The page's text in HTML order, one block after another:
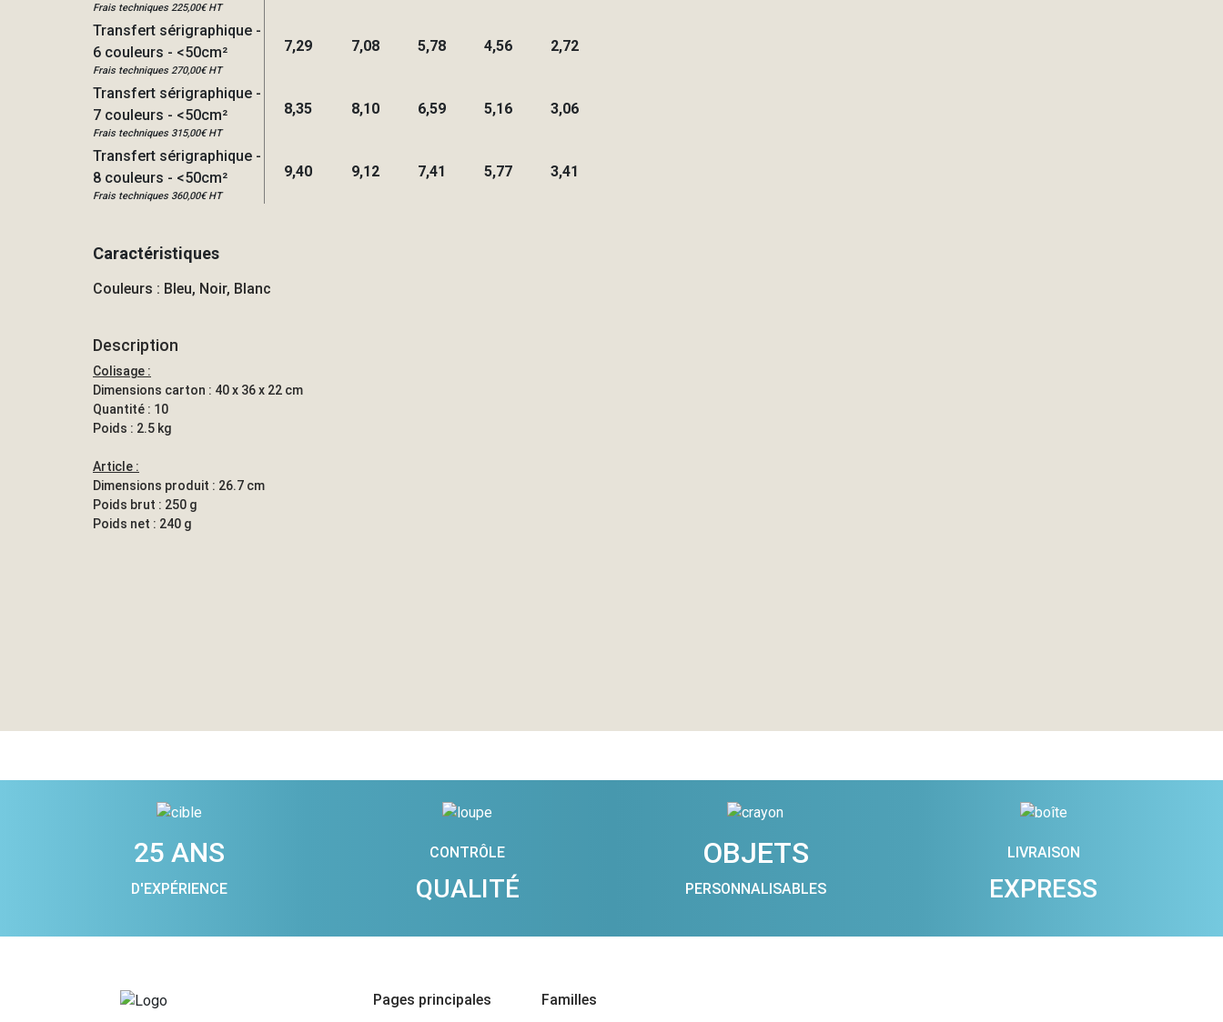
Frais techniques 225,00€ HT
Transfert sérigraphique -
6 couleurs - <50cm²
Frais techniques 270,00€ HT
7,29 7,08 5,78 4,56 2,72
Transfert sérigraphique -
7 couleurs - <50cm²
Frais techniques 315,00€ HT
8,35 8,10 6,59 5,16 3,06
Transfert sérigraphique -
8 couleurs - <50cm²
Frais techniques 360,00€ HT
9,40 9,12 7,41 5,77 3,41
Caractéristiques
Couleurs : Bleu, Noir, Blanc
Description
Colisage :
Dimensions carton : 40 x 36 x 22 cm
Quantité : 10
Poids : 2.5 kg
Article :
Dimensions produit : 26.7 cm
Poids brut : 250 g
Poids net : 240 g
25 ANS
D'EXPÉRIENCE
CONTRÔLE
QUALITÉ
OBJETS
PERSONNALISABLES
LIVRAISON
EXPRESS
Pages principales Familles